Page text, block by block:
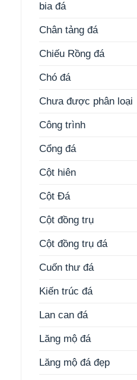
bia đá
Chân tảng đá
Chiếu Rồng đá
Chó đá
Chưa được phân loại
Công trình
Cổng đá
Cột hiên
Cột Đá
Cột đồng trụ
Cột đồng trụ đá
Cuốn thư đá
Kiến trúc đá
Lan can đá
Lăng mộ đá
Lăng mộ đá đẹp